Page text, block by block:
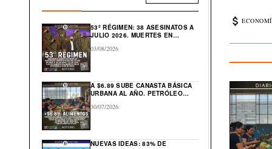
53º RÉGIMEN: 38 ASESINATOS A
JULIO 2026. MUERTES EN
03/08/2026
A $6.89 SUBE CANASTA BÁSICA
URBANA AL AÑO. PETRÓLEO
30/07/2026
NUEVAS IDEAS: 83% DE